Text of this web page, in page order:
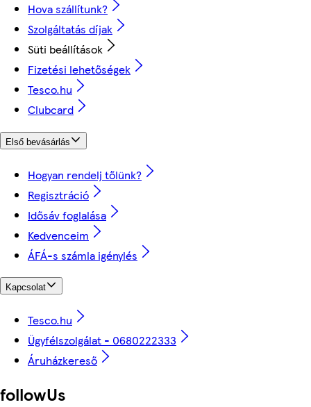
Hova szállítunk?
Szolgáltatás díjak
Süti beállítások
Fizetési lehetőségek
Tesco.hu
Clubcard
Első bevásárlás
Hogyan rendelj tőlünk?
Regisztráció
Idősáv foglalása
Kedvenceim
ÁFÁ-s számla igénylés
Kapcsolat
Tesco.hu
Ügyfélszolgálat - 0680222333
Áruházkereső
followUs